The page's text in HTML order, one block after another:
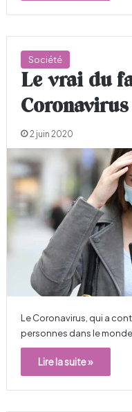
Société
Le vrai du
2 juin 2020
Le Coronavirus, qui a
personnes dans le
Lire la suite »